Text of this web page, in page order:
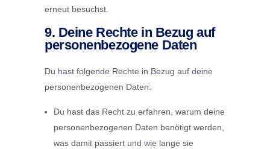
erneut besuchst.
9. Deine Rechte in Bezug auf
personenbezogene Daten
Du hast folgende Rechte in Bezug auf deine
personenbezogenen Daten:
Du hast das Recht zu erfahren, warum deine
personenbezogenen Daten benötigt werden,
was damit passiert und wie lange sie